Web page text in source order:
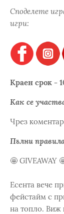
Споделете
игри:
Краен срок -
Как се
Чрез
Пълни
🤩 GIVEAWAY
Есента вече
фейстайм с
на топло. Виж